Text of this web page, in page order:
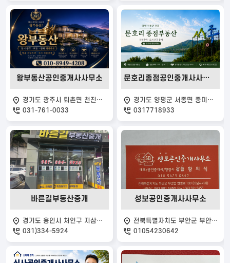
왕부동산공인중개사사무소
경기도 광주시 퇴촌면 천진암로 703
031-761-0033
문호리종점공인중개사사무소
경기도 양평군 서종면 중미산로 26
0317718933
바른길부동산중개
경기도 용인시 처인구 지삼로590번길 29
031)334-5924
성보공인중개사사무소
전북특별자치도 부안군 부안읍 번영로 109
01054230642